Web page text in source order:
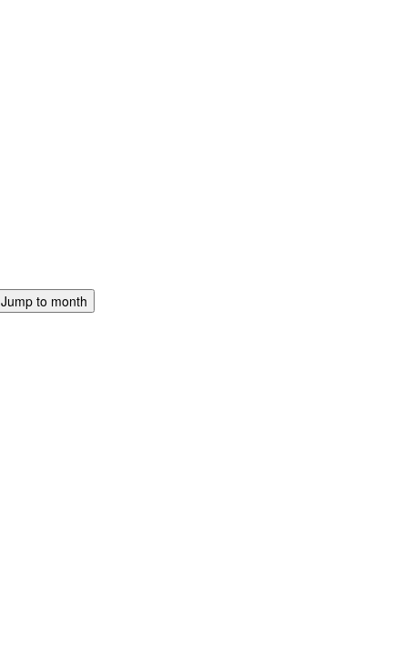
Jump to month